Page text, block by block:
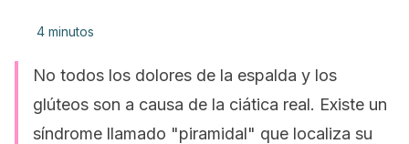
4 minutos
No todos los dolores de la espalda y los
glúteos son a causa de la ciática real. Existe un
síndrome llamado "piramidal" que localiza su